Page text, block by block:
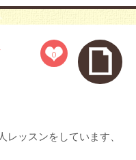
0
ッスンをしています、